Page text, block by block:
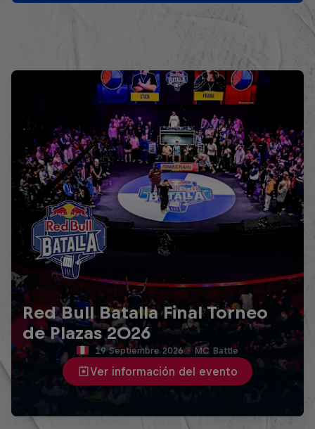
Red Bull Batalla Final Torneo
de Plazas 2026
Ver información del evento
19 Septiembre 2026 · MC Battle